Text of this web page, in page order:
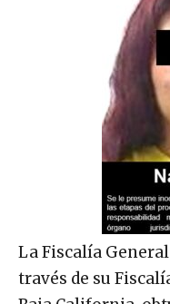
La Fiscalía General
través de su